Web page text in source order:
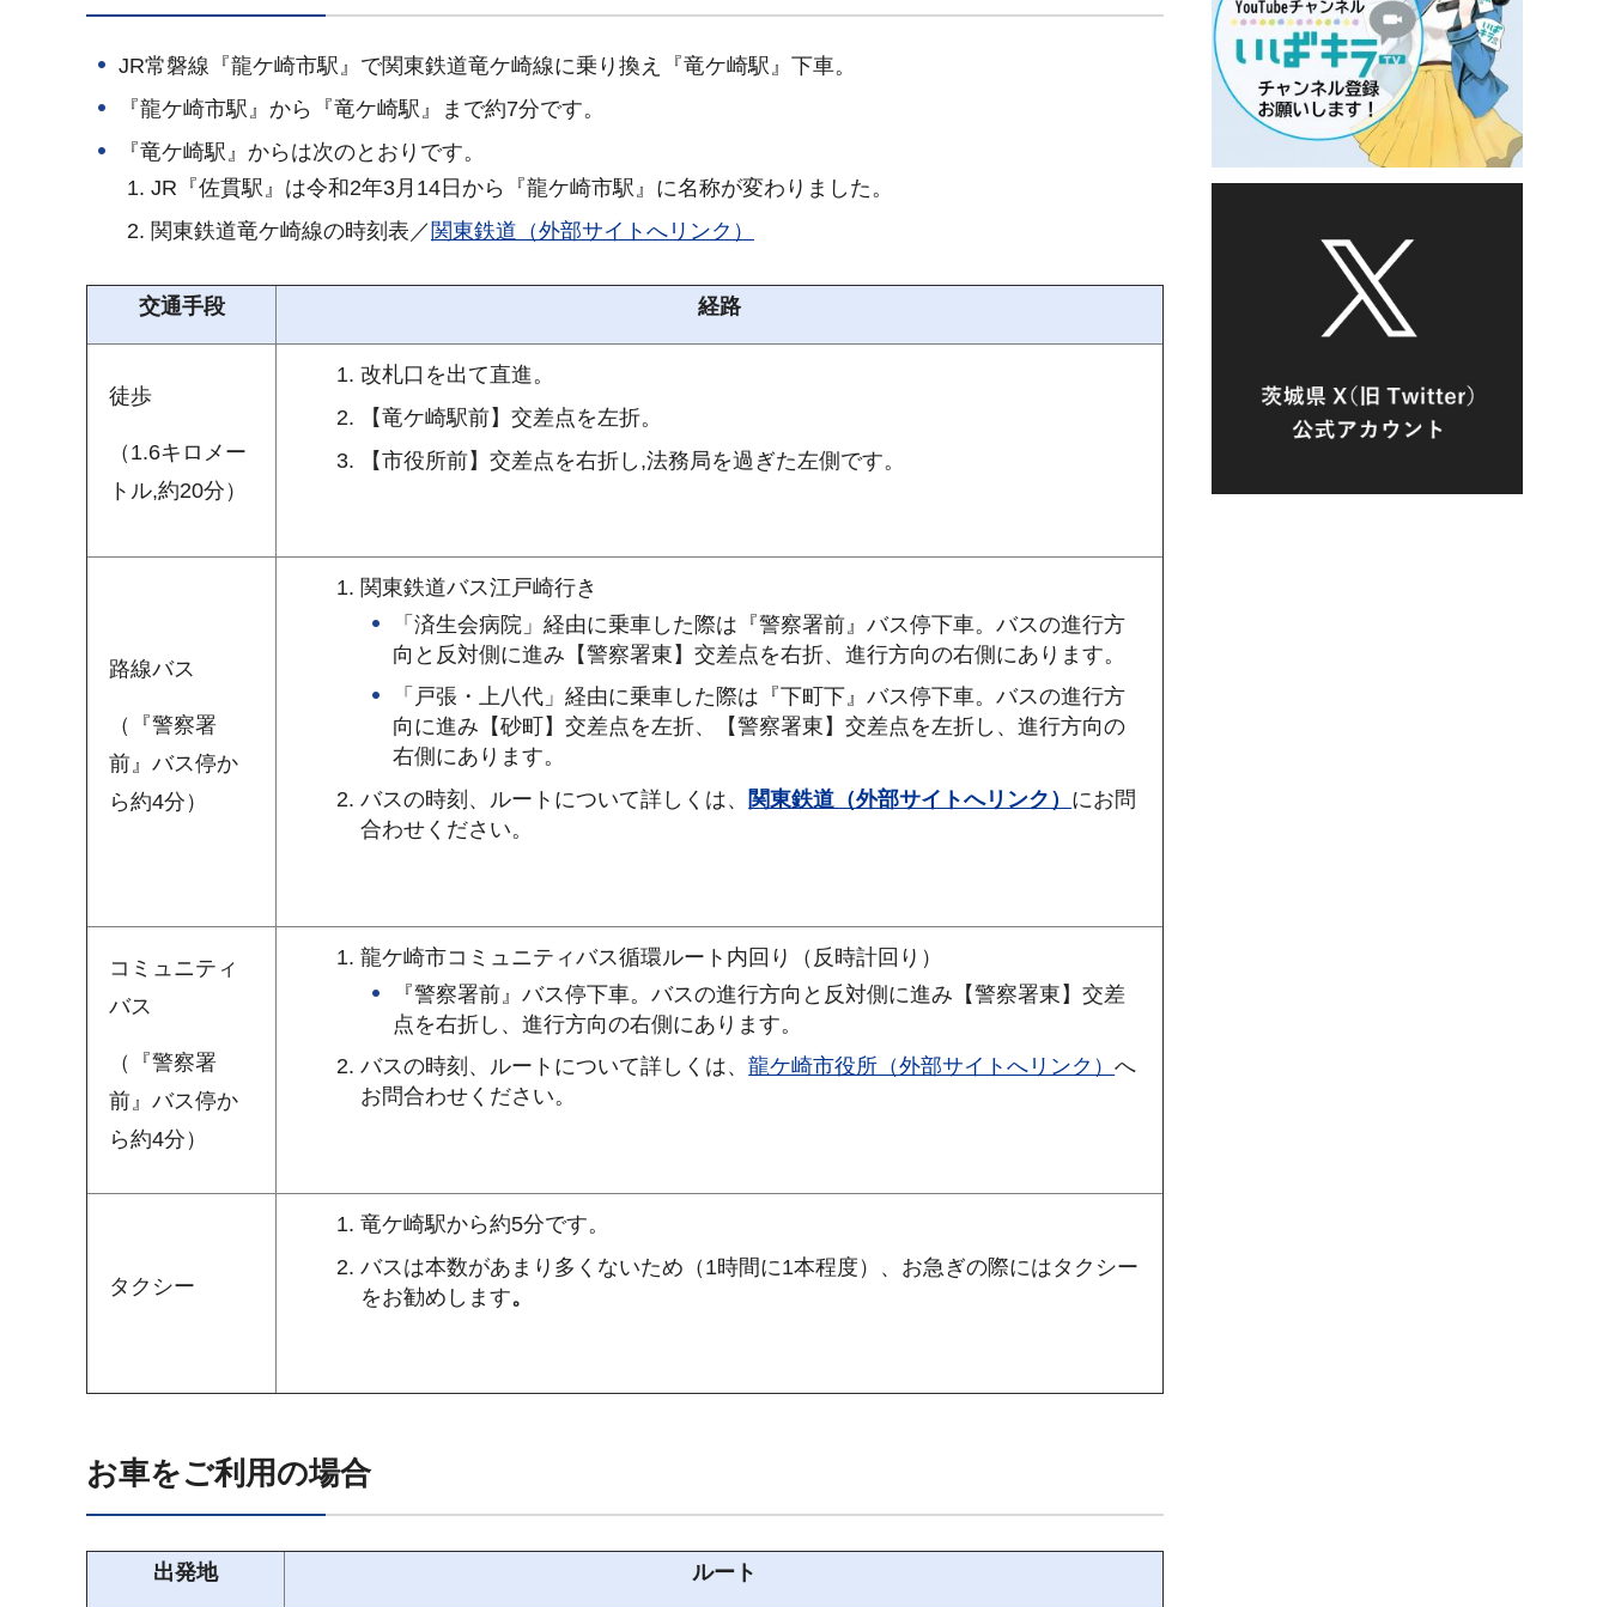
JR常磐線『龍ケ崎市駅』で関東鉄道竜ケ崎線に乗り換え『竜ケ崎駅』下車。
『龍ケ崎市駅』から『竜ケ崎駅』まで約7分です。
『竜ケ崎駅』からは次のとおりです。
JR『佐貫駅』は令和2年3月14日から『龍ケ崎市駅』に名称が変わりました。
関東鉄道竜ケ崎線の時刻表／ 関東鉄道（外部サイトへリンク）
交通手段 経路
徒歩
（1.6キロメー
トル,約20分）
改札口を出て直進。
【竜ケ崎駅前】交差点を左折。
【市役所前】交差点を右折し,法務局を過ぎた左側です。
路線バス
（『警察署
前』バス停か
ら約4分）
関東鉄道バス江戸崎行き
「済生会病院」経由に乗車した際は『警察署前』バス停下車。バスの進行方
向と反対側に進み【警察署東】交差点を右折、進行方向の右側にあります。
「戸張・上八代」経由に乗車した際は『下町下』バス停下車。バスの進行方
向に進み【砂町】交差点を左折、【警察署東】交差点を左折し、進行方向の
右側にあります。
バスの時刻、ルートについて詳しくは、 関東鉄道（外部サイトへリンク） にお問
合わせください。
コミュニティ
バス
（『警察署
前』バス停か
ら約4分）
龍ケ崎市コミュニティバス循環ルート内回り（反時計回り）
『警察署前』バス停下車。バスの進行方向と反対側に進み【警察署東】交差
点を右折し、進行方向の右側にあります。
バスの時刻、ルートについて詳しくは、龍ケ崎市役所（外部サイトへリンク）へ
お問合わせください。
タクシー
竜ケ崎駅から約5分です。
バスは本数があまり多くないため（1時間に1本程度）、お急ぎの際にはタクシー
をお勧めします。
お車をご利用の場合
出発地 ルート